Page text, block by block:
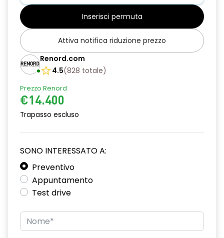
Inserisci permuta
Attiva notifica riduzione prezzo
Renord.com
4.5(828 totale)
Prezzo Renord
€14.400
Trapasso escluso
SONO INTERESSATO A:
Preventivo
Appuntamento
Test drive